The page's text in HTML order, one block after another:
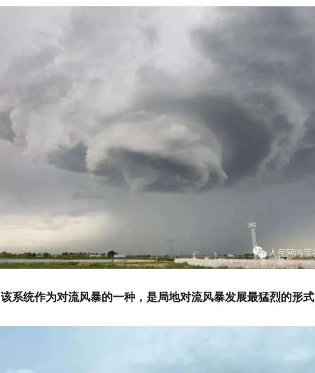
该系统作为对流风暴的一种，是局地对流风暴发展最猛烈的形式